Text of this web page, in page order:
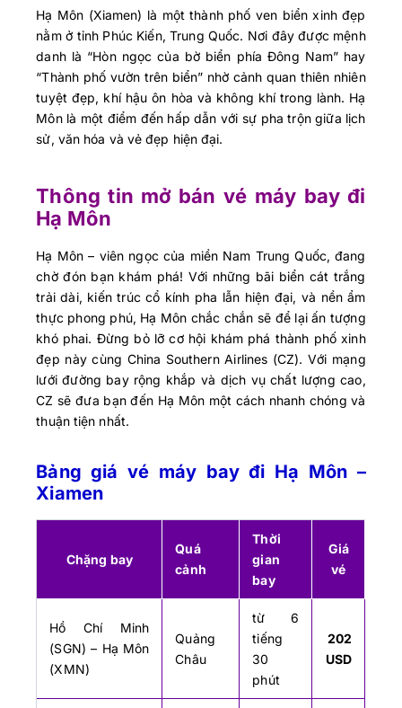
Hạ Môn (Xiamen) là một thành phố ven biển xinh đẹp
nằm ở tỉnh Phúc Kiến, Trung Quốc. Nơi đây được mệnh
danh là “Hòn ngọc của bờ biển phía Đông Nam” hay
“Thành phố vườn trên biển” nhờ cảnh quan thiên nhiên
tuyệt đẹp, khí hậu ôn hòa và không khí trong lành. Hạ
Môn là một điểm đến hấp dẫn với sự pha trộn giữa lịch
sử, văn hóa và vẻ đẹp hiện đại.
Thông tin mở bán vé máy bay đi
Hạ Môn
Hạ Môn – viên ngọc của miền Nam Trung Quốc, đang
chờ đón bạn khám phá! Với những bãi biển cát trắng
trải dài, kiến trúc cổ kính pha lẫn hiện đại, và nền ẩm
thực phong phú, Hạ Môn chắc chắn sẽ để lại ấn tượng
khó phai. Đừng bỏ lỡ cơ hội khám phá thành phố xinh
đẹp này cùng China Southern Airlines (CZ). Với mạng
lưới đường bay rộng khắp và dịch vụ chất lượng cao,
CZ sẽ đưa bạn đến Hạ Môn một cách nhanh chóng và
thuận tiện nhất.
Bảng giá vé máy bay đi Hạ Môn –
Xiamen
Chặng bay
Quá
cảnh
Thời
gian
bay
Giá
vé
Hồ Chí Minh
(SGN) – Hạ Môn
(XMN)
Quảng
Châu
từ 6
tiếng
30
phút
202
USD